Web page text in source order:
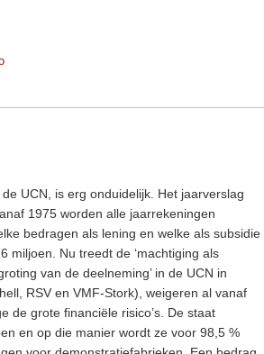
UCN, is erg onduidelijk. Het jaarverslag
1975 worden alle jaarrekeningen
bedragen als lening en welke als subsidie
miljoen. Nu treedt de ‘machtiging als
van de deelneming’ in de UCN in
RSV en VMF-Stork), weigeren al vanaf
de grote financiële risico’s. De staat
en op die manier wordt ze voor 98,5 %